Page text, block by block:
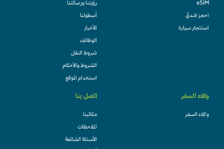
eSIM
احجز فندقً
استئجار سيارة
رؤيتنا ورسالتنا
أسطولنا
الأخبار
الوظائف
شروط النقل
الشروط والأحكام
استخدام الموقع
وكلاء السفر
وكلاء السفر
اتصل بنا
مكاتبنا
الملاحظات
الأسئلة الشائعة